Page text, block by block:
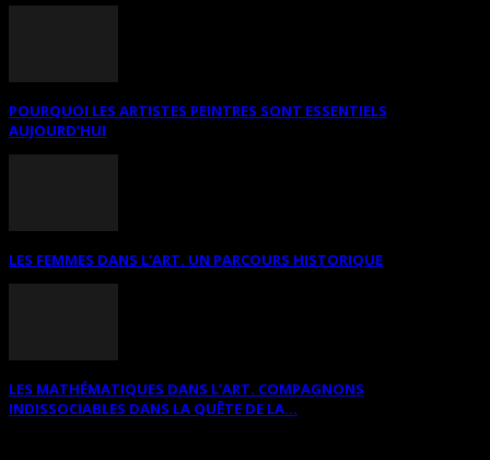
POURQUOI LES ARTISTES PEINTRES SONT ESSENTIELS
AUJOURD’HUI
LES FEMMES DANS L’ART. UN PARCOURS HISTORIQUE
LES MATHÉMATIQUES DANS L’ART. COMPAGNONS
INDISSOCIABLES DANS LA QUÊTE DE LA...